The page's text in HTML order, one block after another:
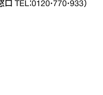
TEL：0120・770・933）